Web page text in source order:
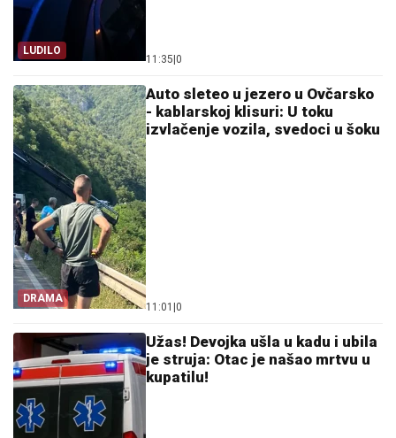
LUDILO
11:35 0
DRAMA
Auto sleteo u jezero u Ovčarsko
- kablarskoj klisuri: U toku
izvlačenje vozila, svedoci u šoku
11:01 0
Užas! Devojka ušla u kadu i ubila
je struja: Otac je našao mrtvu u
kupatilu!